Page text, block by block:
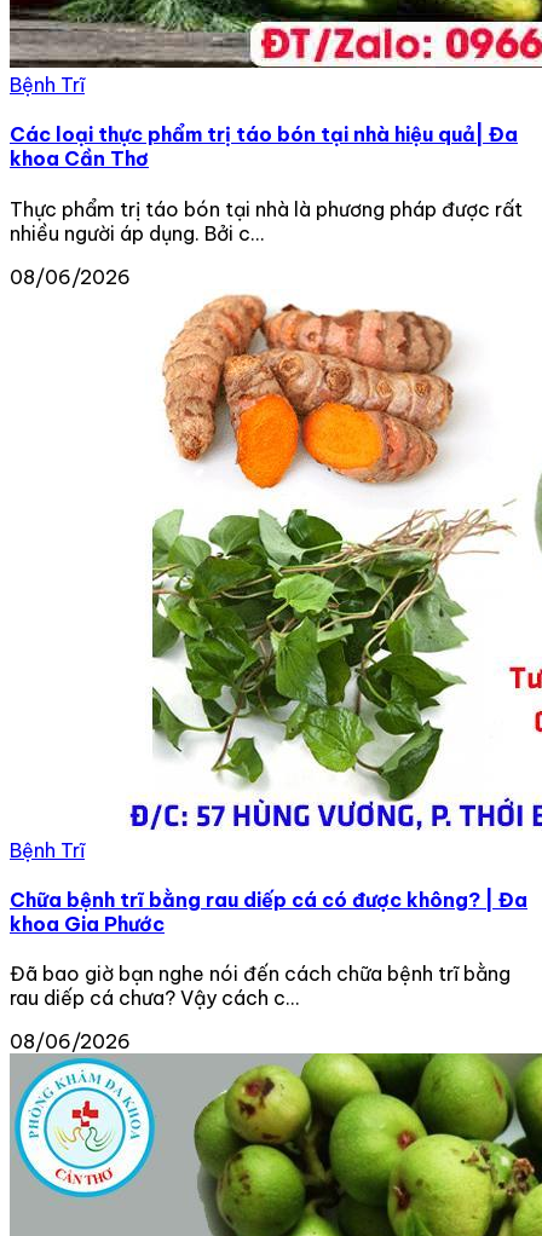
Bệnh Trĩ
Các loại thực phẩm trị táo bón tại nhà hiệu quả| Đa
khoa Cần Thơ
Thực phẩm trị táo bón tại nhà là phương pháp được rất
nhiều người áp dụng. Bởi c...
08/06/2026
Bệnh Trĩ
Chữa bệnh trĩ bằng rau diếp cá có được không? | Đa
khoa Gia Phước
Đã bao giờ bạn nghe nói đến cách chữa bệnh trĩ bằng
rau diếp cá chưa? Vậy cách c...
08/06/2026